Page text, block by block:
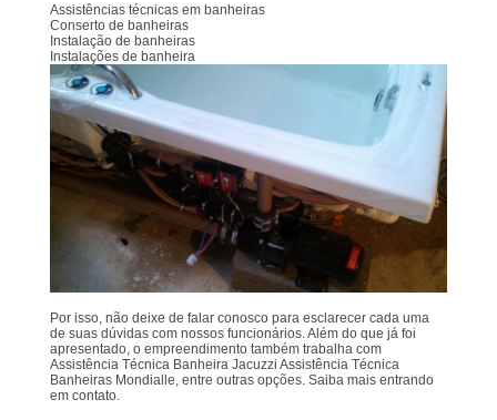
Assistências técnicas em banheiras
Conserto de banheiras
Instalação de banheiras
Instalações de banheira
Por isso, não deixe de falar conosco para esclarecer cada uma
de suas dúvidas com nossos funcionários. Além do que já foi
apresentado, o empreendimento também trabalha com
Assistência Técnica Banheira Jacuzzi Assistência Técnica
Banheiras Mondialle, entre outras opções. Saiba mais entrando
em contato.